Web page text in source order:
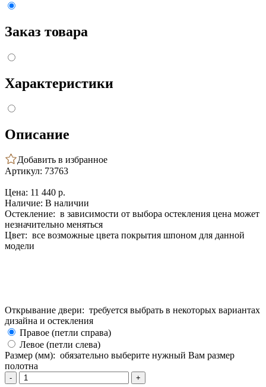
Заказ товара
Характеристики
Описание
Добавить в избранное
Артикул: 73763
Цена: 11 440 p.
Наличие: В наличии
Остекление: в зависимости от выбора остекления цена может
незначительно меняться
Цвет: все возможные цвета покрытия шпоном для данной
модели
Открывание двери: требуется выбрать в некоторых вариантах
дизайна и остекления
Правое (петли справа)
Левое (петли слева)
Размер (мм): обязательно выберите нужный Вам размер
полотна